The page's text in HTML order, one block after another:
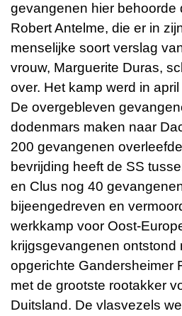
gevangenen hier behoorde
Robert Antelme, die er in
menselijke soort verslag
vrouw, Marguerite Duras,
over. Het kamp werd in
De overgebleven
dodenmars maken naar
200 gevangenen
bevrijding heeft de SS
en Clus nog 40
bijeengedreven en
werkkamp voor Oost-
krijgsgevangenen ontstond
opgerichte Gandersheimer
met de grootste rootakker
Duitsland. De vlasvezels